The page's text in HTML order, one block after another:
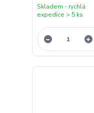
Skladem - rychlá
expedice > 5 ks